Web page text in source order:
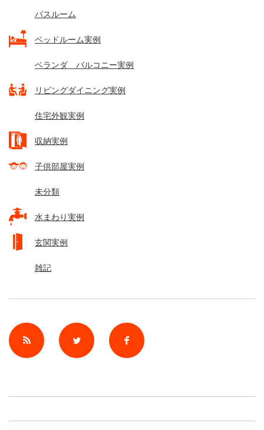
バスルーム
ベッドルーム実例
ベランダ バルコニー実例
リビングダイニング実例
住宅外観実例
収納実例
子供部屋実例
未分類
水まわり実例
玄関実例
雑記
Twitter